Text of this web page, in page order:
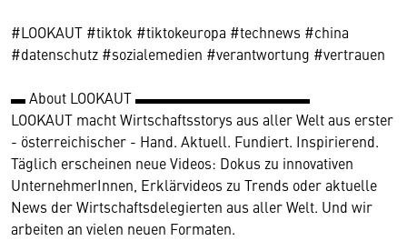
#LOOKAUT #tiktok #tiktokeuropa #technews #china
#datenschutz #sozialemedien #verantwortung #vertrauen
▬ About LOOKAUT ▬▬▬▬▬▬▬▬▬▬▬▬
LOOKAUT macht Wirtschaftsstorys aus aller Welt aus erster
- österreichischer - Hand. Aktuell. Fundiert. Inspirierend.
Täglich erscheinen neue Videos: Dokus zu innovativen
UnternehmerInnen, Erklärvideos zu Trends oder aktuelle
News der Wirtschaftsdelegierten aus aller Welt. Und wir
arbeiten an vielen neuen Formaten.